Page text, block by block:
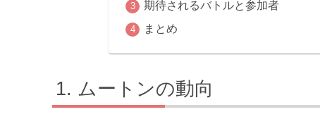
期待されるバトルと参加者
まとめ
ムートンの動向